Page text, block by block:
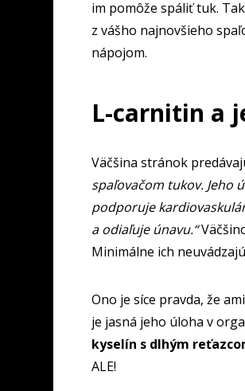
im pomôže spáliť tuk.
z vášho najnovšieho
nápojom.
L-carnitin a
Väčšina stránok
spaľovačom tukov. Jeho
podporuje
a odiaľuje únavu.“
Minimálne ich
Ono je síce pravda, že
je jasná jeho úloha v
kyselín s dlhým
ALE!